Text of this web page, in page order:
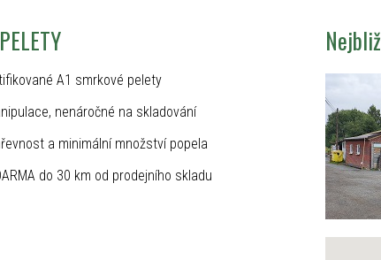
A1 smrkové pelety
nenáročné na skladování
a minimální množství popela
do 30 km od prodejního skladu